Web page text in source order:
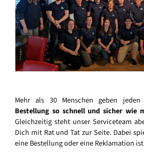
Mehr als 30 Menschen geben
Bestellung so schnell und sicher wie
Gleichzeitig steht unser Serviceteam
Dich mit Rat und Tat zur Seite. Dabei
eine Bestellung oder eine Reklamation